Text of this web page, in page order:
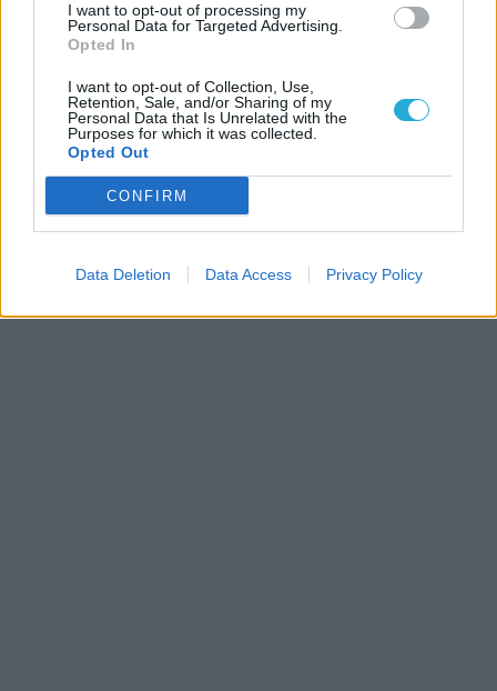
I want to opt-out of processing my
Personal Data for Targeted Advertising.
Opted In
I want to opt-out of Collection, Use,
Retention, Sale, and/or Sharing of my
Personal Data that Is Unrelated with the
Purposes for which it was collected.
Opted Out
CONFIRM
Data Deletion Data Access Privacy Policy